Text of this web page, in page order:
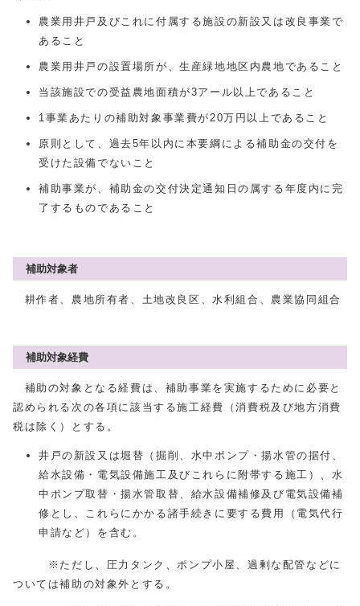
農業用井戸及びこれに付属する施設の新設又は改良事業で
あること
農業用井戸の設置場所が、生産緑地地区内農地であること
当該施設での受益農地面積が3アール以上であること
1事業あたりの補助対象事業費が20万円以上であること
原則として、過去5年以内に本要綱による補助金の交付を
受けた設備でないこと
補助事業が、補助金の交付決定通知日の属する年度内に完
了するものであること
補助対象者
耕作者、農地所有者、土地改良区、水利組合、農業協同組合
補助対象経費
補助の対象となる経費は、補助事業を実施するために必要と
認められる次の各項に該当する施工経費（消費税及び地方消費
税は除く）とする。
井戸の新設又は堀替（掘削、水中ポンプ・揚水管の据付、
給水設備・電気設備施工及びこれらに附帯する施工）、水
中ポンプ取替・揚水管取替、給水設備補修及び電気設備補
修とし、これらにかかる諸手続きに要する費用（電気代行
申請など）を含む。
※ただし、圧力タンク、ポンプ小屋、過剰な配管などに
ついては補助の対象外とする。